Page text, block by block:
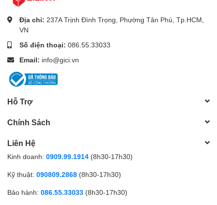
Địa chỉ: 237A Trịnh Đình Trọng, Phường Tân Phú, Tp.HCM,
VN
Số điện thoại: 086.55.33033
Email: info@gici.vn
Hỗ Trợ
Chính Sách
Liên Hệ
Kinh doanh: 0909.99.1914 (8h30-17h30)
Kỹ thuật: 090809.2868 (8h30-17h30)
Bảo hành: 086.55.33033 (8h30-17h30)